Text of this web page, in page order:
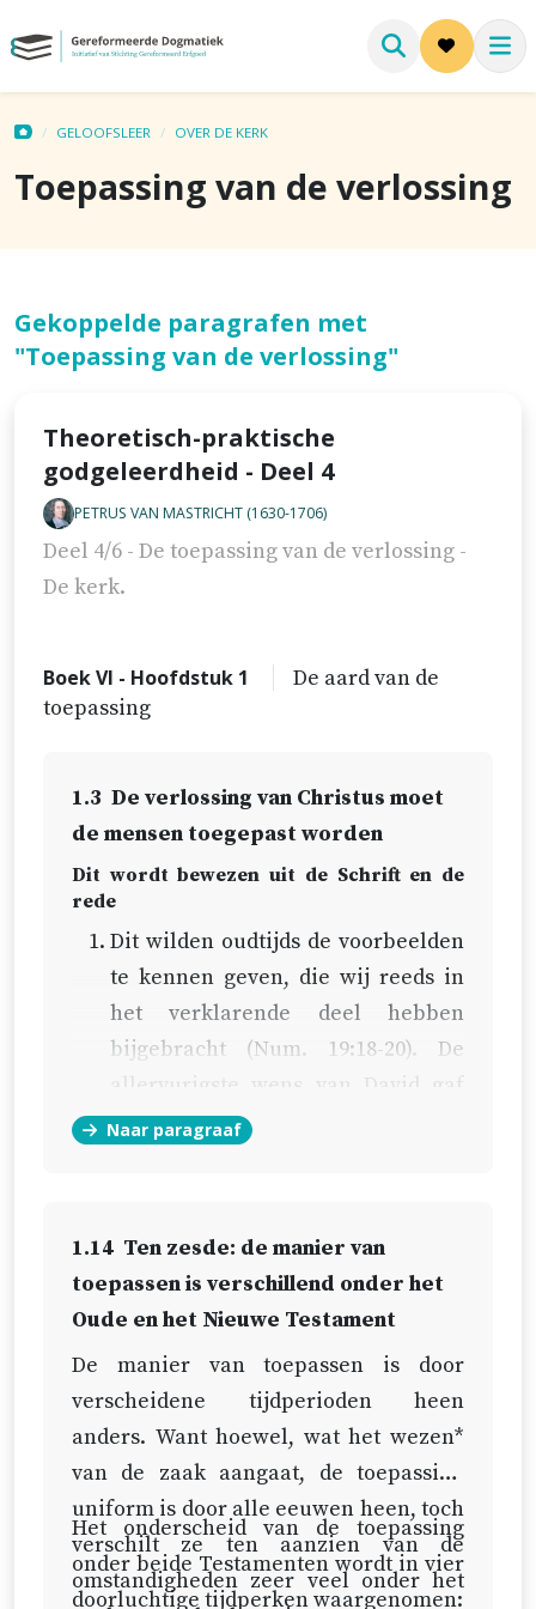
GELOOFSLEER OVER DE KERK
Toepassing van de verlossing
Gekoppelde paragrafen met
"Toepassing van de verlossing"
Theoretisch-praktische
godgeleerdheid - Deel 4
PETRUS VAN MASTRICHT (1630-1706)
Deel 4/6 - De toepassing van de verlossing -
De kerk.
Boek VI - Hoofdstuk 1
De aard van de
toepassing
1.3 De verlossing van Christus moet
de mensen toegepast worden
Dit wordt bewezen uit de Schrift en de
rede
Dit wilden oudtijds de voorbeelden
te kennen geven, die wij reeds in
het verklarende deel hebben
bijgebracht (Num. 19:18-20). De
dit eveneens te kennen (
geven, die eenmaal onder het
Nieuwe Testament vervuld
moesten worden (Ez. 36:25;
52:15).
Dit leren de verklaringen en
toepassingen van die voorbeelden
in het Nieuwe Testament duidelijk
(2 Petr. 1:2;Hebr. 10:22;Hebr. 12:24),
aangezien de besprenging niets
anders is dan een toepassing van
Naar paragraaf
1.14 Ten zesde: de manier van
toepassen is verschillend onder het
Oude en het Nieuwe Testament
De manier van toepassen is door
verscheidene tijdperioden heen
anders. Want hoewel, wat het wezen*
van de zaak aangaat, de toepassing
uniform is door alle eeuwen heen, toch
verschilt ze ten aanzien van de
omstandigheden zeer veel onder het
Het onderscheid van de toepassing
onder beide Testamenten wordt in vier
doorluchtige tijdperken waargenomen: